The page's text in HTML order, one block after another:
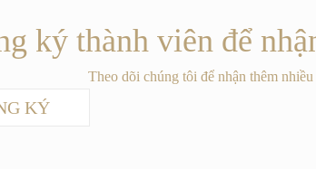
ký thành viên để
Theo dõi chúng tôi để nhận thêm
KÝ